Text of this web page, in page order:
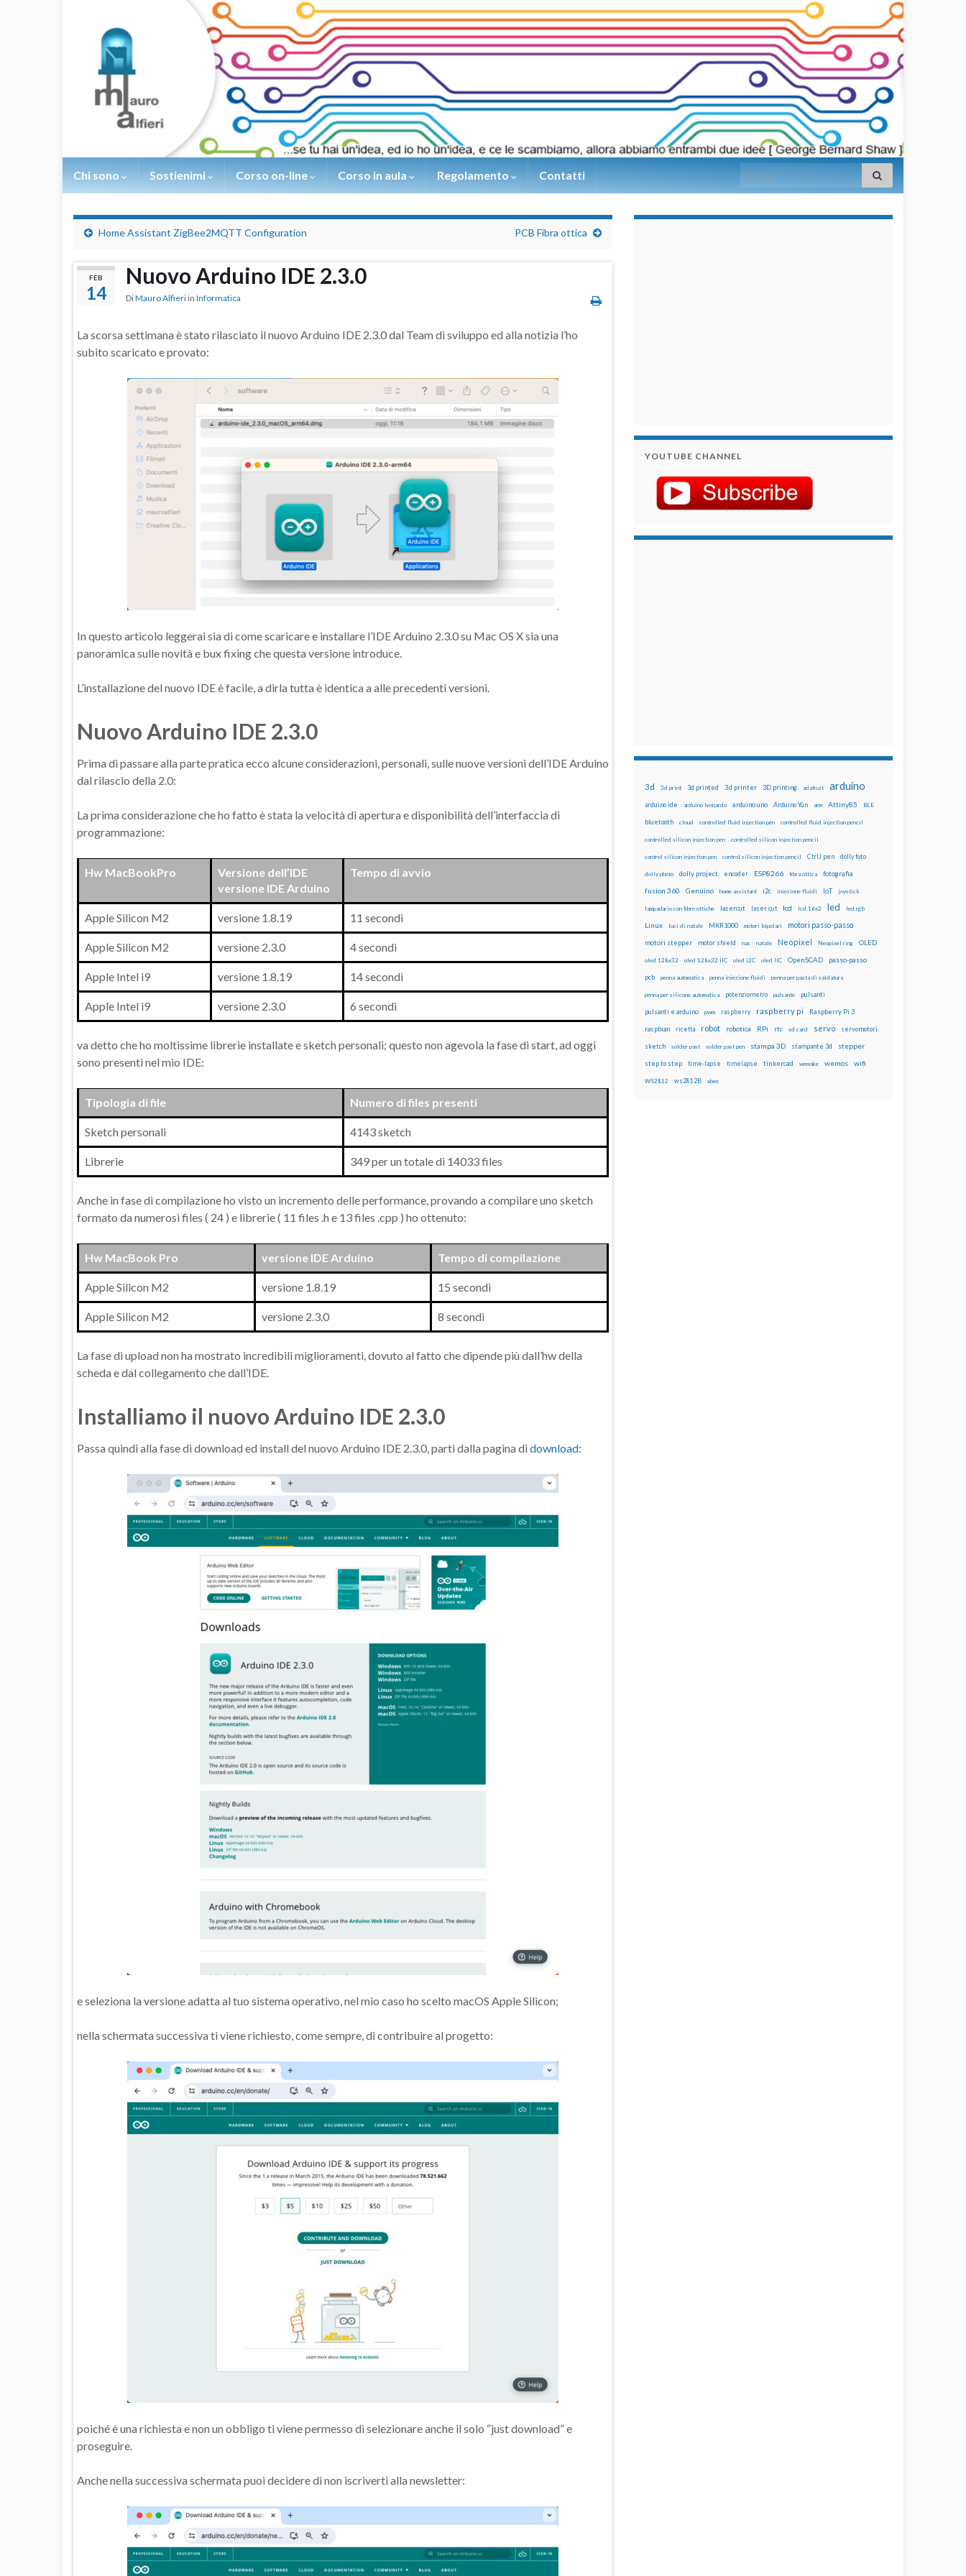
Chi sono Sostienimi Corso on-line Corso in aula Regolamento Contatti Search for:
Home Assistant ZigBee2MQTT Configuration PCB Fibra ottica
FEB
14
Nuovo Arduino IDE 2.3.0
DiMauro Alfieri in Informatica
La scorsa settimana è stato rilasciato il nuovo Arduino IDE 2.3.0 dal Team di sviluppo ed alla notizia l’ho
subito scaricato e provato:
In questo articolo leggerai sia di come scaricare e installare l’IDE Arduino 2.3.0 su Mac OS X sia una
panoramica sulle novità e bux fixing che questa versione introduce.
L’installazione del nuovo IDE è facile, a dirla tutta è identica a alle precedenti versioni.
Nuovo Arduino IDE 2.3.0
Prima di passare alla parte pratica ecco alcune considerazioni, personali, sulle nuove versioni dell’IDE Arduino
dal rilascio della 2.0:
La prima considerazione che ho fatto è stata la velocità di apertura e disponibilità dell’interfaccia di
programmazione:
Hw MacBookPro
Versione dell’IDE
versione IDE Arduino
Tempo di avvio
Apple Silicon M2 versione 1.8.19 11 secondi
Apple Silicon M2 versione 2.3.0 4 secondi
Apple Intel i9 versione 1.8.19 14 secondi
Apple Intel i9 versione 2.3.0 6 secondi
va detto che ho moltissime librerie installate e sketch personali; questo non agevola la fase di start, ad oggi
sono presenti nel mio IDE:
Tipologia di file Numero di files presenti
Sketch personali 4143 sketch
Librerie 349 per un totale di 14033 files
Anche in fase di compilazione ho visto un incremento delle performance, provando a compilare uno sketch
formato da numerosi files ( 24 ) e librerie ( 11 files .h e 13 files .cpp ) ho ottenuto:
Hw MacBook Pro versione IDE Arduino Tempo di compilazione
Apple Silicon M2 versione 1.8.19 15 secondi
Apple Silicon M2 versione 2.3.0 8 secondi
La fase di upload non ha mostrato incredibili miglioramenti, dovuto al fatto che dipende più dall’hw della
scheda e dal collegamento che dall’IDE.
Installiamo il nuovo Arduino IDE 2.3.0
Passa quindi alla fase di download ed install del nuovo Arduino IDE 2.3.0, parti dalla pagina di download:
e seleziona la versione adatta al tuo sistema operativo, nel mio caso ho scelto macOS Apple Silicon;
nella schermata successiva ti viene richiesto, come sempre, di contribuire al progetto:
poiché è una richiesta e non un obbligo ti viene permesso di selezionare anche il solo “just download” e
proseguire.
Anche nella successiva schermata puoi decidere di non iscriverti alla newsletter:
YOUTUBE CHANNEL
3d 3d print 3d printed 3d printer 3D printing adafruit arduino
arduino ide arduino leonardo arduino uno Arduino Yún arm Attiny85 BLE
bluetooth cloud controlled fluid injection pen controlled fluid injection pencil
controlled silicon injection pen controlled silicon injection pencil
control silicon injection pen control silicon injection pencil CtrlJ pen dolly foto
dolly photo dolly project encoder ESP8266 fibra ottica fotografia
fusion 360 Genuino home assistant i2c iniezione fluidi IoT joystick
lampadario con fibre ottiche lasercut laser cut lcd lcd 16x2 led led rgb
Linux luci di natale MKR1000 motori bipolari motori passo-passo
motori stepper motor shield nas natale Neopixel Neopixel ring OLED
oled 128x32 oled 128x32 IIC oled i2C oled IIC OpenSCAD passo-passo
pcb penna automatica penna iniezione fluidi penna per pasta di saldatura
penna per silicone automatica potenziometro pulsante pulsanti
pulsanti e arduino pwm raspberry raspberry pi Raspberry Pi 3
raspbian ricetta robot robotica RPi rtc sd card servo servomotori
sketch solder past solder past pen stampa 3D stampante 3d stepper
step to step time-lapse timelapse tinkercad wemake wemos wifi
WS2812 ws2812B xbee